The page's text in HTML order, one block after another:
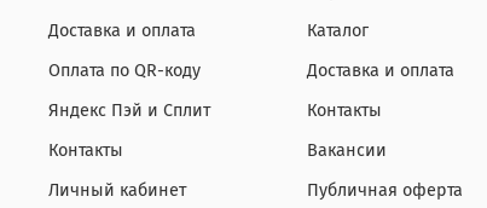
Доставка и оплата
Оплата по QR-коду
Яндекс Пэй и Сплит
Контакты
Личный кабинет
Каталог
Доставка и оплата
Контакты
Вакансии
Публичная оферта